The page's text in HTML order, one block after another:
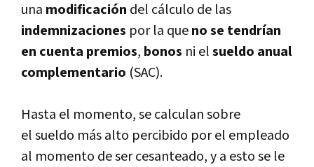
una modificación del cálculo de las
indemnizaciones por la queno se tendrí­an
en cuenta premios, bonos ni elsueldo anual
complementario (SAC).
Hasta el momento, se calculan sobre
el sueldo más alto percibido por el empleado
al momento de ser cesanteado, y a esto se le